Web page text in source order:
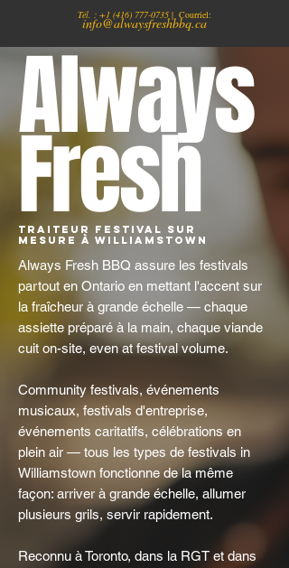
Tél. : +1 (416) 777-0735 | Courriel:
info@alwaysfreshbbq.ca
Always
Fresh
Traiteur Festival sur
Mesure à Williamstown
Always Fresh BBQ assure les festivals
partout en Ontario en mettant l'accent sur
la fraîcheur à grande échelle — chaque
assiette préparé à la main, chaque viande
cuit on-site, even at festival volume.
Community festivals, événements
musicaux, festivals d'entreprise,
événements caritatifs, célébrations en
plein air — tous les types de festivals in
Williamstown fonctionne de la même
façon: arriver à grande échelle, allumer
plusieurs grils, servir rapidement.
Reconnu à Toronto, dans la RGT et dans